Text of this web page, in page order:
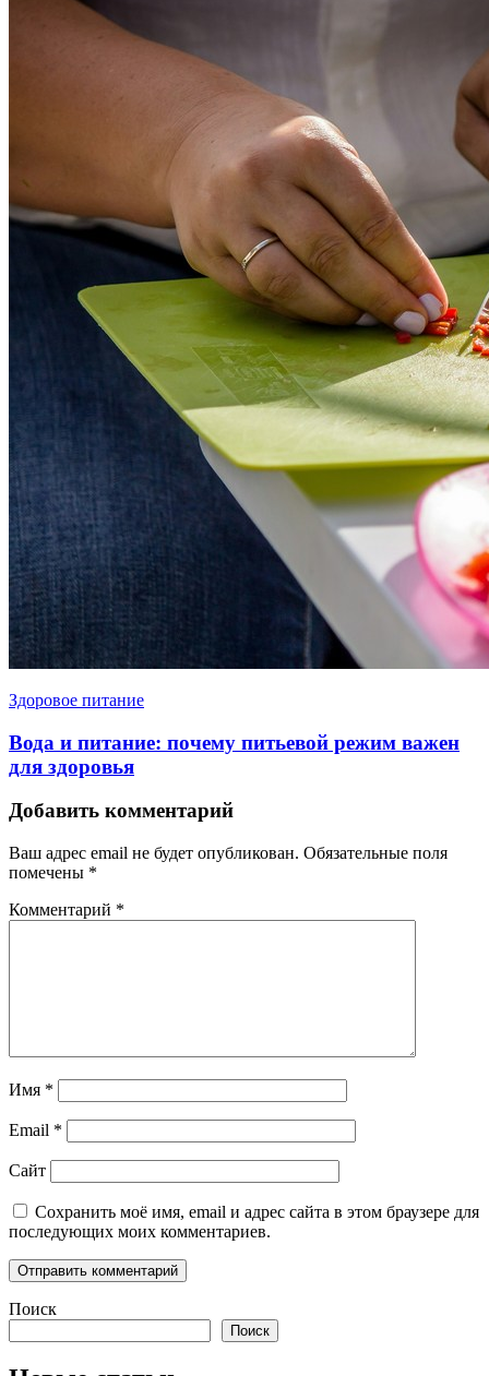
Здоровое питание
Вода и питание: почему питьевой режим важен
для здоровья
Добавить комментарий
Ваш адрес email не будет опубликован. Обязательные поля
помечены *
Комментарий *
Имя *
Email *
Сайт
Сохранить моё имя, email и адрес сайта в этом браузере для
последующих моих комментариев.
Поиск
Поиск